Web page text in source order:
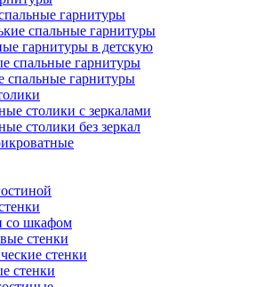
гарнитуры
спальные гарнитуры
гарнитуры в детскую
спальные гарнитуры
спальные гарнитуры
столики с зеркалами
столики без зеркал
со шкафом
стенки
стенки
стенки